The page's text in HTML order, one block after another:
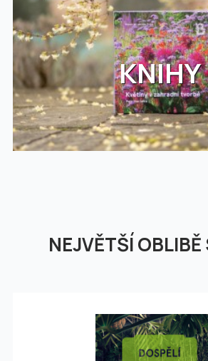
KNIHY
NEJVĚTŠÍ OBLIBĚ